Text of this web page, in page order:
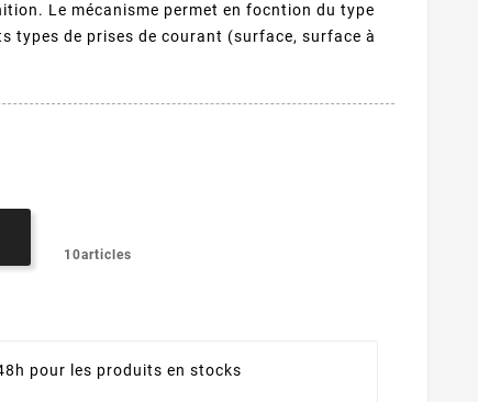
Le mécanisme permet en focntion du type
types de prises de courant (surface, surface à
10articles
pour les produits en stocks